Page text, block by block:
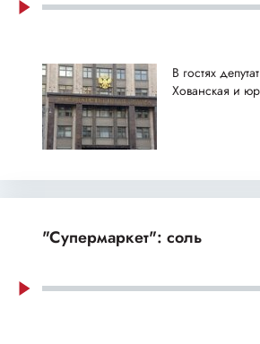
В гостях
Хованская и
"Супермаркет": соль